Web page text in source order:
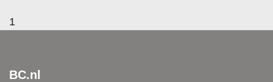
1
BC.nl